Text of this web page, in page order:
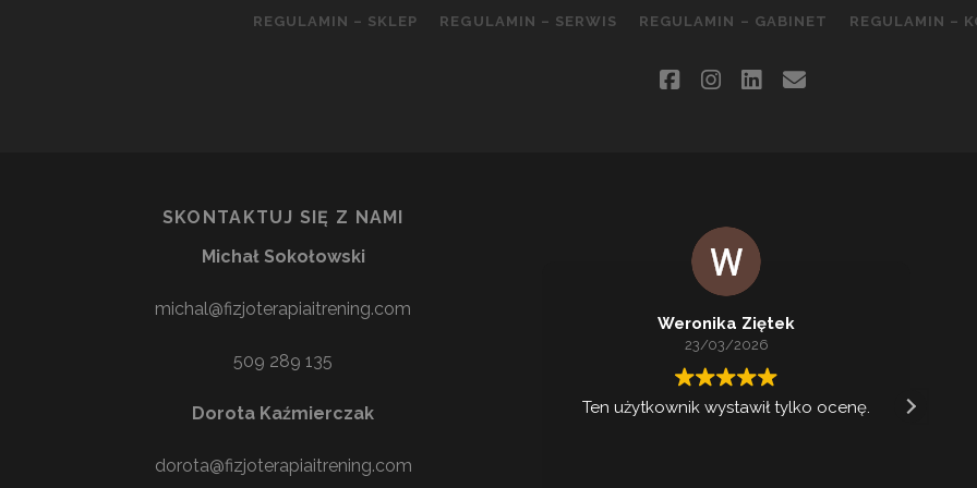
REGULAMIN – SKLEP REGULAMIN – SERWIS REGULAMIN – GABINET REGULAMIN –
facebookinstagram
linkedin
email
SKONTAKTUJ SIĘ Z NAMI
Michał Sokołowski
michal@fizjoterapiaitrening.com
509 289 135
Dorota Kaźmierczak
dorota@fizjoterapiaitrening.com
Weronika Ziętek
23/03/2026
Ten użytkownik wystawił tylko ocenę.